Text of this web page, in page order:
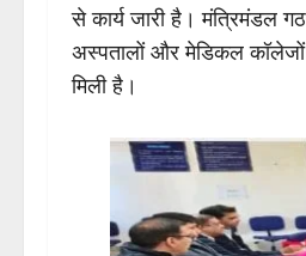
से कार्य जारी है। मंत्रिमंडल
अस्पतालों और मेडिकल कॉलेजों
मिली है।